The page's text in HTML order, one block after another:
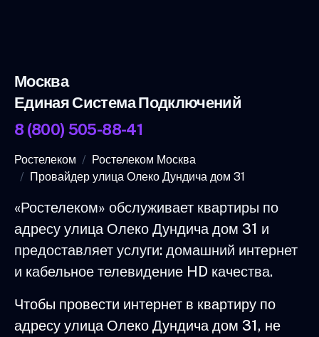
Москва
Единая Система Подключений
8 (800) 505-88-41
Ростелеком
Ростелеком Москва
Провайдер улица Олеко Дундича дом 31
«Ростелеком» обслуживает квартиры по
адресу улица Олеко Дундича дом 31 и
предоставляет услуги: домашний интернет
и кабельное телевидение HD качества.
Чтобы провести интернет в квартиру по
адресу улица Олеко Дундича дом 31, не